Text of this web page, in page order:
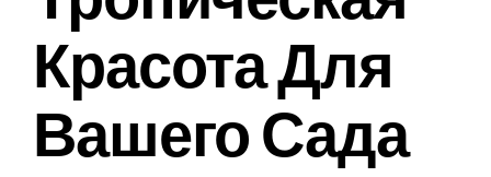
Красота Для
Вашего Сада